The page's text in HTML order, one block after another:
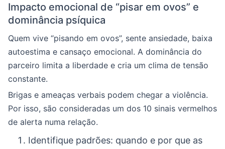
Impacto emocional de “pisar em ovos” e
dominância psíquica
Quem vive “pisando em ovos”, sente ansiedade, baixa
autoestima e cansaço emocional. A dominância do
parceiro limita a liberdade e cria um clima de tensão
constante.
Brigas e ameaças verbais podem chegar a violência.
Por isso, são consideradas um dos 10 sinais vermelhos
de alerta numa relação.
Identifique padrões: quando e por que as